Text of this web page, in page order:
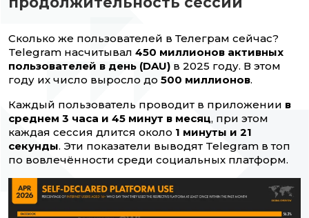
Сколько же пользователей в Телеграм сейчас?
Telegram насчитывал 450 миллионов активных
пользователей в день (DAU) в 2025 году. В этом
году их число выросло до 500 миллионов.
Каждый пользователь проводит в приложении в
среднем 3 часа и 45 минут в месяц, при этом
каждая сессия длится около 1 минуты и 21
секунды. Эти показатели выводят Telegram в топ
по вовлечённости среди социальных платформ.